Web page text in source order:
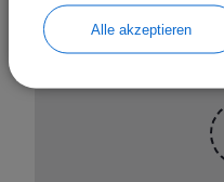
Alle akzeptieren